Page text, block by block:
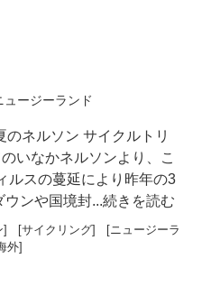
ュージーランド
ネルソン サイクルトリ
なかネルソンより、こ
スの蔓延により昨年の3
ウンや国境封...続きを読む
] [サイクリング] [ニュージーラ
外]